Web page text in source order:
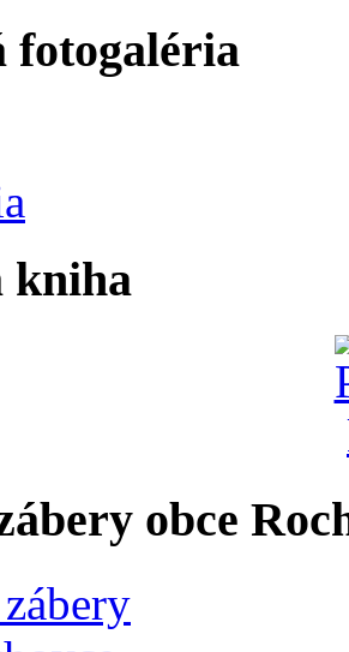
fotogaléria
kniha
obce